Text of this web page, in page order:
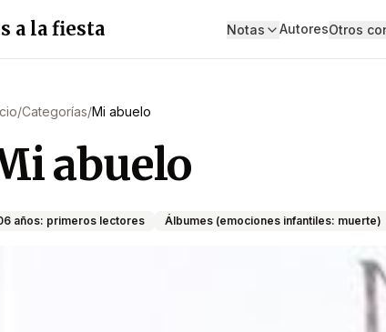
a la fiesta Notas AutoresOtros
/Categorías/Mi abuelo
abuelo
años: primeros lectores Álbumes (emociones infantiles: muerte)